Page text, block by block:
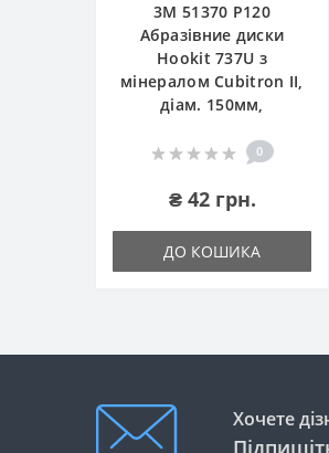
3М 51370 P120
Абразівние диски
Hookit 737U з
мінералом Cubitron II,
діам. 150мм,
0
₴ 42 грн.
ДО КОШИКА
Хочете